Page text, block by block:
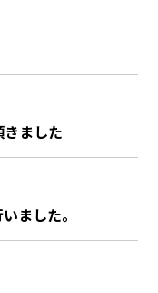
ました
ました。